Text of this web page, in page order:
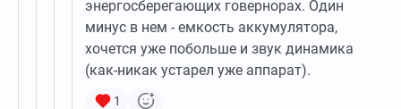
энергосберегающих говернорах. Один
минус в нем - емкость аккумулятора,
хочется уже побольше и звук динамика
(как-никак устарел уже аппарат).
1